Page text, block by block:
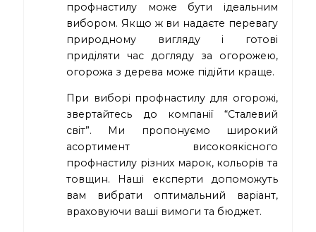
профнастилу може бути ідеальним
вибором. Якщо ж ви надаєте перевагу
природному вигляду і готові
приділяти час догляду за огорожею,
огорожа з дерева може підійти краще.
При виборі профнастилу для огорожі,
звертайтесь до компанії “Сталевий
світ”. Ми пропонуємо широкий
асортимент високоякісного
профнастилу різних марок, кольорів та
товщин. Наші експерти допоможуть
вам вибрати оптимальний варіант,
враховуючи ваші вимоги та бюджет.